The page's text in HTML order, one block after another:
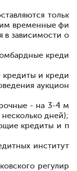
тольк
временные фи
в зависимости о
креди
кредиты и креди
аукцион
- на 3-4 м
дней);
кредиты и п
институт
регулир